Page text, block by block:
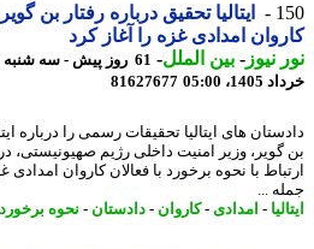
ایتالیا تحقیق درباره رفتار بن گویر با
امدادی غزه را آغاز کرد
نیوز-بین الملل-
61 روز پیش - سه شنبه 19
05:00
81627677
های ایتالیا تحقیقات رسمی را درباره ایتامار
وزیر امنیت داخلی رژیم صهیونیستی، در
با نحوه برخورد با فعالان کاروان امدادی غزه
...
-امدادی-کاروان - دادستان-نحوه برخورد-